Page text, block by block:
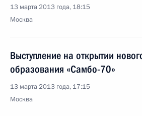
13 марта 2013 года, 18:15
Москва
Выступление на открытии
образования «Самбо-70»
13 марта 2013 года, 17:15
Москва